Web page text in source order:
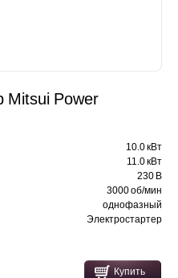
Mitsui Power
10.0 кВт
11.0 кВт
230 В
3000 об/мин
однофазный
Электростартер
Купить